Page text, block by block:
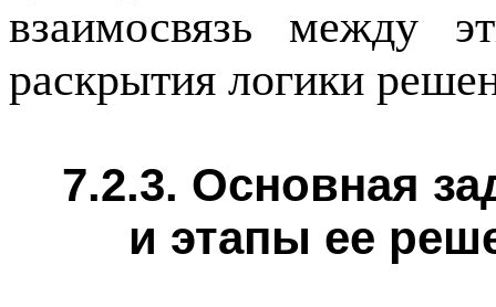
взаимосвязь между
раскрытия логики
7.2.3. Основная
и этапы ее